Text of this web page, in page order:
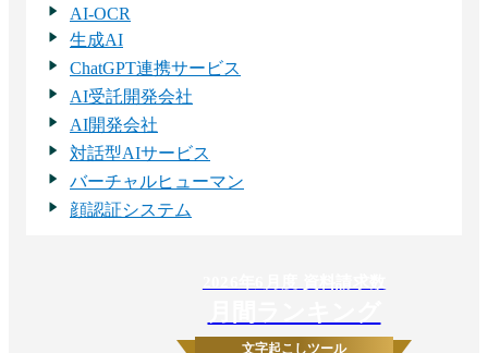
AI-OCR
生成AI
ChatGPT連携サービス
AI受託開発会社
AI開発会社
対話型AIサービス
バーチャルヒューマン
顔認証システム
文字起こしツール